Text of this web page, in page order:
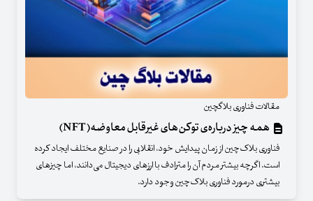
مقالات فناوری بلاگچین
همه‌ چیز درباره‌ی توکن‌های غیرقابل معاوضه(NFT)
فناوری بلاک‌چین از زمان پیدایش خود، انقلابی را در صنایع مختلف ایجاد کرده
است. اگرچه بیشتر مردم آن را مترادف با ارزهای دیجیتال می‌دانند، اما چیزهای
بیشتری درمورد فناوری بلاک‌چین وجود دارد.